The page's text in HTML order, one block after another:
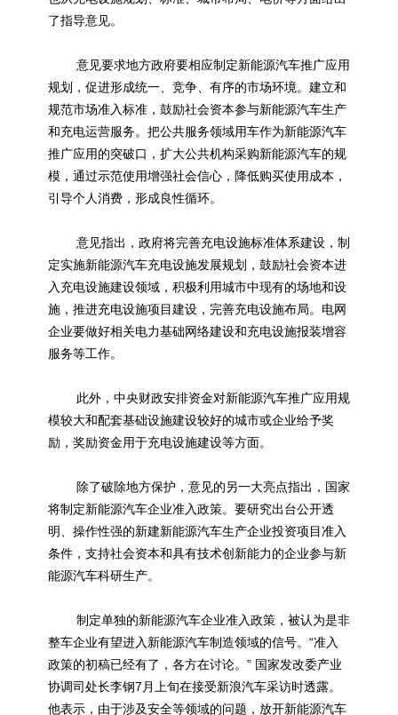
了指导意见。
意见要求地方政府要相应制定新能源汽车推广应用
规划，促进形成统一、竞争、有序的市场环境。建立和
规范市场准入标准，鼓励社会资本参与新能源汽车生产
和充电运营服务。把公共服务领域用车作为新能源汽车
推广应用的突破口，扩大公共机构采购新能源汽车的规
模，通过示范使用增强社会信心，降低购买使用成本，
引导个人消费，形成良性循环。
意见指出，政府将完善充电设施标准体系建设，制
定实施新能源汽车充电设施发展规划，鼓励社会资本进
入充电设施建设领域，积极利用城市中现有的场地和设
施，推进充电设施项目建设，完善充电设施布局。电网
企业要做好相关电力基础网络建设和充电设施报装增容
服务等工作。
此外，中央财政安排资金对新能源汽车推广应用规
模较大和配套基础设施建设较好的城市或企业给予奖
励，奖励资金用于充电设施建设等方面。
除了破除地方保护，意见的另一大亮点指出，国家
将制定新能源汽车企业准入政策。要研究出台公开透
明、操作性强的新建新能源汽车生产企业投资项目准入
条件，支持社会资本和具有技术创新能力的企业参与新
能源汽车科研生产。
制定单独的新能源汽车企业准入政策，被认为是非
整车企业有望进入 新能源汽车制造领域的信号。“准入
政策的初稿已经有了，各方在讨论。” 国家发改委产业
协调司处长李钢7月上旬在接受新浪汽车采访时透露。
他表示，由于涉及安全等领域的问题，放开新能源汽车